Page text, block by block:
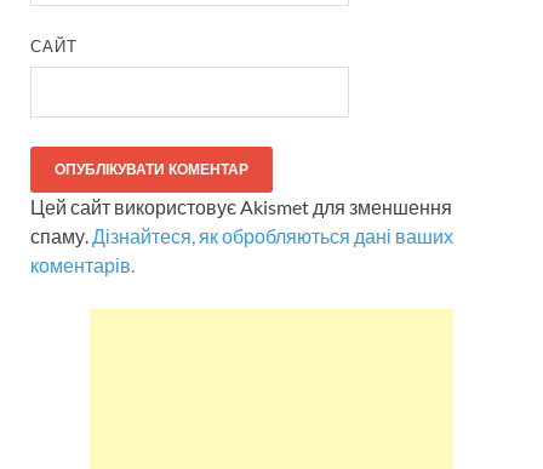
САЙТ
Цей сайт використовує Akismet для зменшення
спаму. Дізнайтеся, як обробляються дані ваших
коментарів.